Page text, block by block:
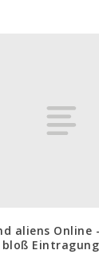
aliens Online